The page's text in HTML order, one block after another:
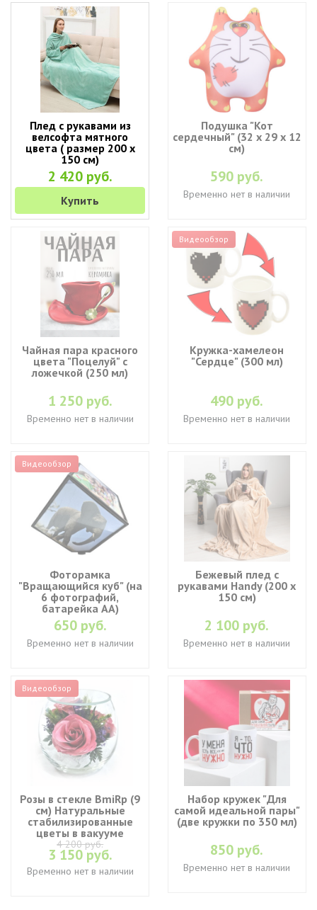
Плед с рукавами из
велсофта мятного
цвета ( размер 200 х
150 см)
2 420 руб.
Купить
Подушка "Кот
сердечный" (32 х 29 х 12
см)
590 руб.
Временно нет в наличии
Чайная пара красного
цвета "Поцелуй" с
ложечкой (250 мл)
1 250 руб.
Временно нет в наличии
Видеообзор
Кружка-хамелеон
"Сердце" (300 мл)
490 руб.
Временно нет в наличии
Видеообзор
Фоторамка
"Вращающийся куб" (на
6 фотографий,
батарейка АА)
650 руб.
Временно нет в наличии
Бежевый плед с
рукавами Handy (200 х
150 см)
2 100 руб.
Временно нет в наличии
Видеообзор
Розы в стекле BmiRp (9
см) Натуральные
стабилизированные
цветы в вакууме
4 200 руб.
3 150 руб.
Временно нет в наличии
Набор кружек "Для
самой идеальной пары"
(две кружки по 350 мл)
850 руб.
Временно нет в наличии